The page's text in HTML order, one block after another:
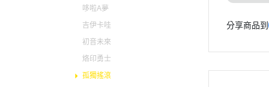
快打旋風 / 格鬥天王 / 拳皇
太空戰士 FINAL FANTASY
哆啦A夢
吉伊卡哇
初音未來
烙印勇士
孤獨搖滾
分享商品到